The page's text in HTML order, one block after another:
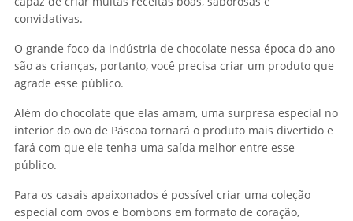
convidativas.
O grande foco da indústria de chocolate nessa época do ano
são as crianças, portanto, você precisa criar um produto que
agrade esse público.
Além do chocolate que elas amam, uma surpresa especial no
interior do ovo de Páscoa tornará o produto mais divertido e
fará com que ele tenha uma saída melhor entre esse
público.
Para os casais apaixonados é possível criar uma coleção
especial com ovos e bombons em formato de coração,